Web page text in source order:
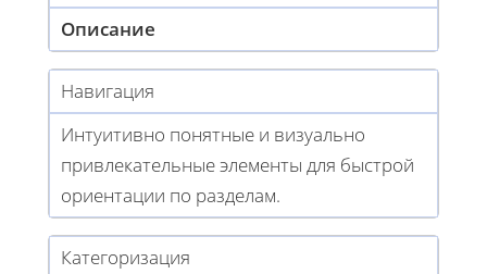
Описание
Навигация
Интуитивно понятные и визуально
привлекательные элементы для быстрой
ориентации по разделам.
Категоризация